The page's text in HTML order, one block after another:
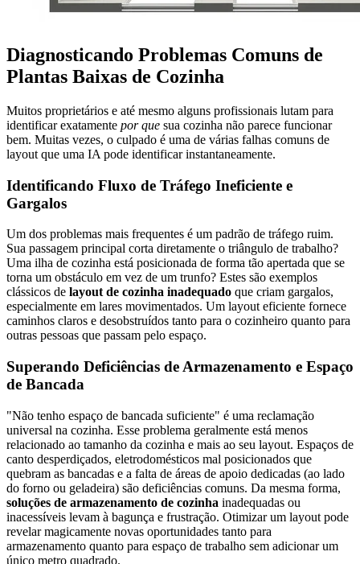
Diagnosticando Problemas Comuns de
Plantas Baixas de Cozinha
Muitos proprietários e até mesmo alguns profissionais lutam para
identificar exatamente por que sua cozinha não parece funcionar
bem. Muitas vezes, o culpado é uma de várias falhas comuns de
layout que uma IA pode identificar instantaneamente.
Identificando Fluxo de Tráfego Ineficiente e
Gargalos
Um dos problemas mais frequentes é um padrão de tráfego ruim.
Sua passagem principal corta diretamente o triângulo de trabalho?
Uma ilha de cozinha está posicionada de forma tão apertada que se
torna um obstáculo em vez de um trunfo? Estes são exemplos
clássicos de layout de cozinha inadequado que criam gargalos,
especialmente em lares movimentados. Um layout eficiente fornece
caminhos claros e desobstruídos tanto para o cozinheiro quanto para
outras pessoas que passam pelo espaço.
Superando Deficiências de Armazenamento e Espaço
de Bancada
"Não tenho espaço de bancada suficiente" é uma reclamação
universal na cozinha. Esse problema geralmente está menos
relacionado ao tamanho da cozinha e mais ao seu layout. Espaços de
canto desperdiçados, eletrodomésticos mal posicionados que
quebram as bancadas e a falta de áreas de apoio dedicadas (ao lado
do forno ou geladeira) são deficiências comuns. Da mesma forma,
soluções de armazenamento de cozinha inadequadas ou
inacessíveis levam à bagunça e frustração. Otimizar um layout pode
revelar magicamente novas oportunidades tanto para
armazenamento quanto para espaço de trabalho sem adicionar um
único metro quadrado.